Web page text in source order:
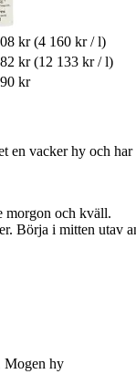
kr (4 160 kr / l)
kr (12 133 kr / l)
kr
en vacker hy och
morgon och kväll.
Börja i mitten utav
Mogen hy